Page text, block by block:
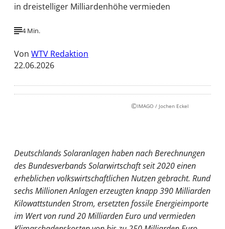
in dreistelliger Milliardenhöhe vermieden
4 Min.
Von WTV Redaktion
22.06.2026
©IMAGO / Jochen Eckel
Deutschlands Solaranlagen haben nach Berechnungen
des Bundesverbands Solarwirtschaft seit 2020 einen
erheblichen volkswirtschaftlichen Nutzen gebracht. Rund
sechs Millionen Anlagen erzeugten knapp 390 Milliarden
Kilowattstunden Strom, ersetzten fossile Energieimporte
im Wert von rund 20 Milliarden Euro und vermieden